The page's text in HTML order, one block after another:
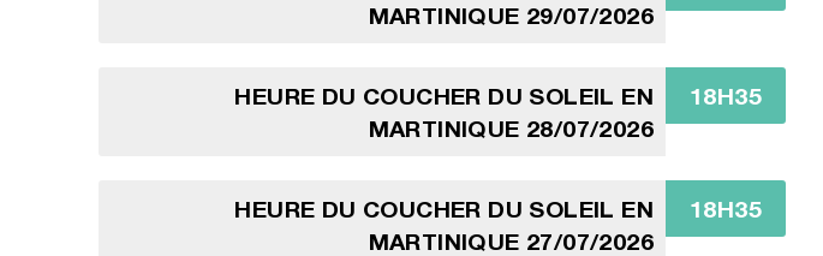
MARTINIQUE 29/07/2026
HEURE DU COUCHER DU SOLEIL EN
MARTINIQUE 28/07/2026
18H35
HEURE DU COUCHER DU SOLEIL EN
MARTINIQUE 27/07/2026
18H35